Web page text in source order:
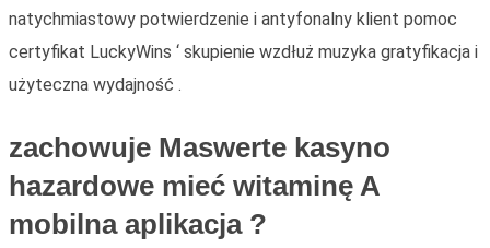
natychmiastowy potwierdzenie i antyfonalny klient pomoc
certyfikat LuckyWins ‘ skupienie wzdłuż muzyka gratyfikacja i
użyteczna wydajność .
zachowuje Maswerte kasyno
hazardowe mieć witaminę A
mobilna aplikacja ?